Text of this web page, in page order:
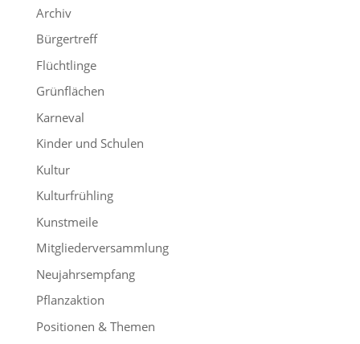
Archiv
Bürgertreff
Flüchtlinge
Grünflächen
Karneval
Kinder und Schulen
Kultur
Kulturfrühling
Kunstmeile
Mitgliederversammlung
Neujahrsempfang
Pflanzaktion
Positionen & Themen